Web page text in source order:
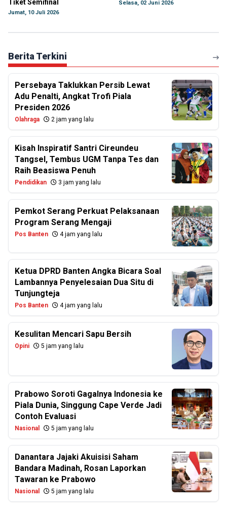
Tiket Semifinal
Jumat, 10 Juli 2026
Selasa, 02 Juni 2026
Berita Terkini
Persebaya Taklukkan Persib Lewat
Adu Penalti, Angkat Trofi Piala
Presiden 2026
Olahraga 2 jam yang lalu
Kisah Inspiratif Santri Cireundeu
Tangsel, Tembus UGM Tanpa Tes dan
Raih Beasiswa Penuh
Pendidikan 3 jam yang lalu
Pemkot Serang Perkuat Pelaksanaan
Program Serang Mengaji
Pos Banten 4 jam yang lalu
Ketua DPRD Banten Angka Bicara Soal
Lambannya Penyelesaian Dua Situ di
Tunjungteja
Pos Banten 4 jam yang lalu
Kesulitan Mencari Sapu Bersih
Opini 5 jam yang lalu
Prabowo Soroti Gagalnya Indonesia ke
Piala Dunia, Singgung Cape Verde Jadi
Contoh Evaluasi
Nasional 5 jam yang lalu
Danantara Jajaki Akuisisi Saham
Bandara Madinah, Rosan Laporkan
Tawaran ke Prabowo
Nasional 5 jam yang lalu